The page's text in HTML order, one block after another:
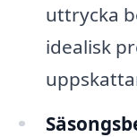
uttrycka
idealisk